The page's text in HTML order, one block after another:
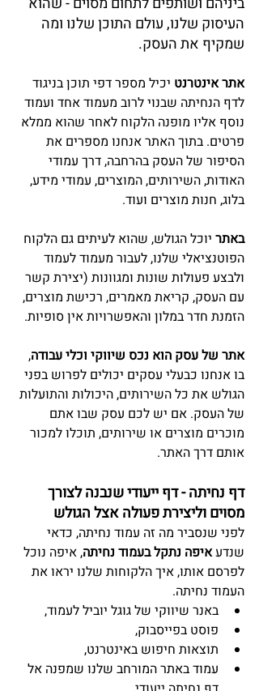
העיסוק שלנו, עולם התוכן שלנו ומה
שמקיף את העסק.
אתר אינטרנט יכיל מספר דפי תוכן בניגוד
לדף הנחיתה שבנוי לרוב מעמוד אחד ועמוד
נוסף אליו מופנה הלקוח לאחר שהוא ממלא
פרטים. בתוך האתר אנחנו מספרים את
הסיפור של העסק בהרחבה, דרך עמודי
האודות, השירותים, המוצרים, עמודי מידע,
בלוג, חנות מוצרים ועוד.
באתר יוכל הגולש, שהוא לעיתים גם הלקוח
הפוטנציאלי שלנו, לעבור מעמוד לעמוד
ולבצע פעולות שונות ומגוונות (יצירת קשר
עם העסק, קריאת מאמרים, רכישת מוצרים,
הזמנת חדר במלון והאפשרויות אין סופיות.
אתר של עסק הוא נכס שיווקי וכלי עבודה,
בו אנחנו כבעלי עסקים יכולים לפרוש בפני
הגולש את כל השירותים, היכולות והתועלות
של העסק. אם יש לכם עסק שבו אתם
מוכרים מוצרים או שירותים, תוכלו למכור
אותם דרך האתר.
דף נחיתה - דף ייעודי שנבנה לצורך
מסוים וליצירת פעולה אצל הגולש
לפני שנסביר מה זה עמוד נחיתה, כדאי
שנדע איפה נתקל בעמוד נחיתה, איפה נוכל
לפרסם אותו, איך הלקוחות שלנו יראו את
העמוד נחיתה.
באנר שיווקי של גוגל יוביל לעמוד,
פוסט בפייסבוק,
תוצאות חיפוש באינטרנט,
עמוד באתר המורחב שלנו שמפנה אל